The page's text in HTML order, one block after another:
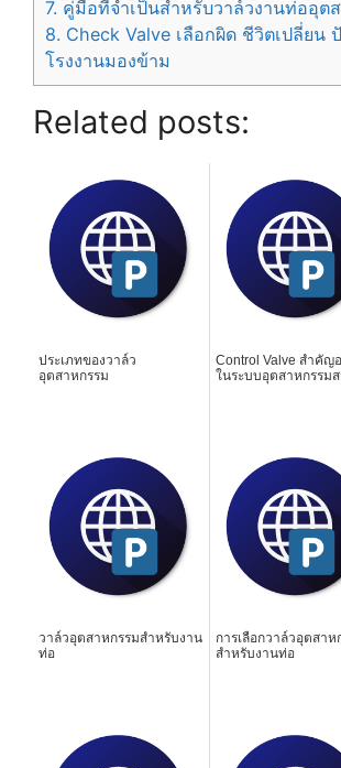
7. คู่มือที่จำเป็นสำหรับวาล์วงานท่ออุต
8. Check Valve เลือกผิด ชีวิตเปลี่ยน
โรงงานมองข้าม
Related posts:
ประเภทของวาล์ว
อุตสาหกรรม
Control Valve สำคัญ
ในระบบอุตสาหกรรม
วาล์วอุตสาหกรรมสำหรับงาน
ท่อ
การเลือกวาล์วอุตสาห
สำหรับงานท่อ